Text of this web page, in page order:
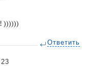
))))))
Ответить